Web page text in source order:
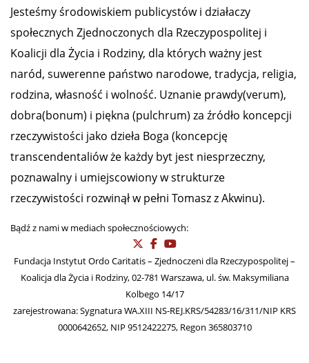
Jesteśmy środowiskiem publicystów i działaczy
społecznych Zjednoczonych dla Rzeczypospolitej i
Koalicji dla Życia i Rodziny, dla których ważny jest
naród, suwerenne państwo narodowe, tradycja, religia,
rodzina, własność i wolność. Uznanie prawdy(verum),
dobra(bonum) i piękna (pulchrum) za źródło koncepcji
rzeczywistości jako dzieła Boga (koncepcję
transcendentaliów że każdy byt jest niesprzeczny,
poznawalny i umiejscowiony w strukturze
rzeczywistości rozwinął w pełni Tomasz z Akwinu).
Bądź z nami w mediach społecznościowych:
Fundacja Instytut Ordo Caritatis – Zjednoczeni dla Rzeczypospolitej –
Koalicja dla Życia i Rodziny, 02-781 Warszawa, ul. św. Maksymiliana
Kolbego 14/17
zarejestrowana: Sygnatura WA.XIII NS-REJ.KRS/54283/16/311/NIP KRS
0000642652, NIP 9512422275, Regon 365803710